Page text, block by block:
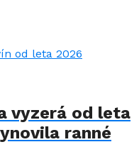
vyzerá od leta
ranné